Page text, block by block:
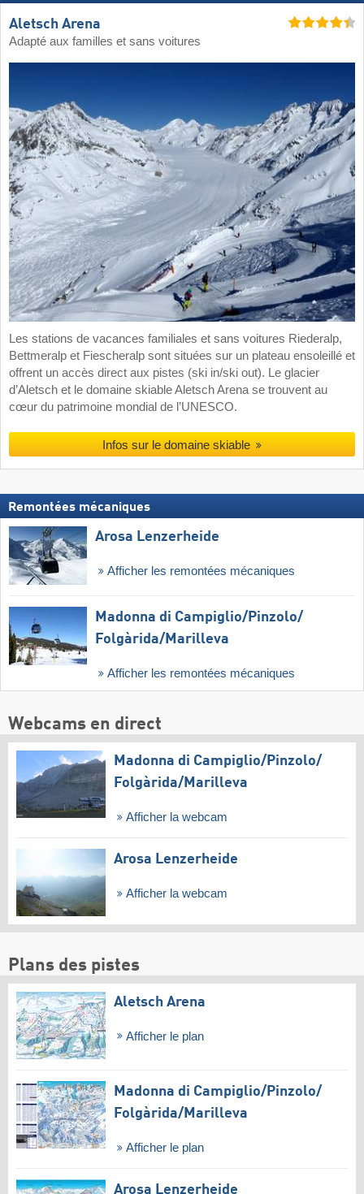
Aletsch Arena
Adapté aux familles et sans voitures
Les stations de vacances familiales et sans voitures Riederalp,
Bettmeralp et Fiescheralp sont situées sur un plateau ensoleillé et
offrent un accès direct aux pistes (ski in/ski out). Le glacier
d’Aletsch et le domaine skiable Aletsch Arena se trouvent au
cœur du patrimoine mondial de l’UNESCO.
Infos sur le domaine skiable
Remontées mécaniques
Arosa Lenzerheide
Afficher les remontées mécaniques
Madonna di Campiglio/​Pinzolo/​
Folgàrida/​Marilleva
Afficher les remontées mécaniques
Webcams en direct
Madonna di Campiglio/​Pinzolo/​
Folgàrida/​Marilleva
Afficher la webcam
Arosa Lenzerheide
Afficher la webcam
Plans des pistes
Aletsch Arena
Afficher le plan
Madonna di Campiglio/​Pinzolo/​
Folgàrida/​Marilleva
Afficher le plan
Arosa Lenzerheide